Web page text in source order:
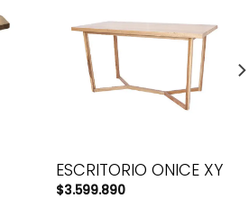
ESCRITORIO ONICE XY
$3.599.890